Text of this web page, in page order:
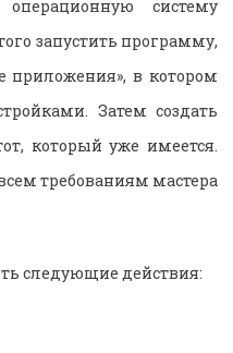
систему
запустить программу,
приложения», в котором
Затем создать
который уже имеется.
требованиям мастера
следующие действия: